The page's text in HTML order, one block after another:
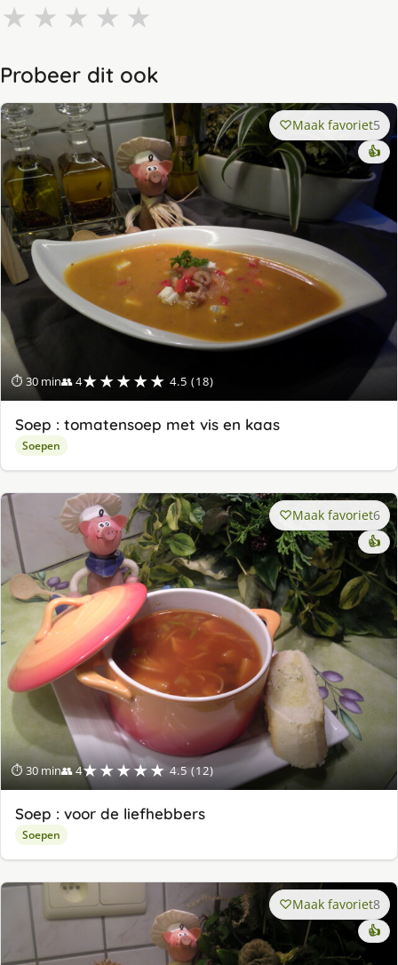
★ ★ ★ ★ ★
Probeer dit ook
⏱ 30 min👥 4★★★★★ 4.5 (18)
Maak favoriet5
👍
Soep : tomatensoep met vis en kaas
Soepen
⏱ 30 min👥 4★★★★★ 4.5 (12)
Maak favoriet6
👍
Soep : voor de liefhebbers
Soepen
Maak favoriet8
👍